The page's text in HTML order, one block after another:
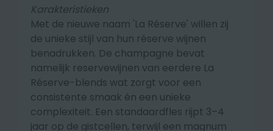
Karakteristieken
Met de nieuwe naam 'La Réserve' willen zij
de unieke stijl van hun réserve wijnen
benadrukken. De champagne bevat
namelijk reservewijnen van eerdere La
Réserve-blends wat zorgt voor een
consistente smaak én een unieke
complexiteit. Een standaardfles rijpt 3–4
jaar op de gistcellen, terwijl een magnum